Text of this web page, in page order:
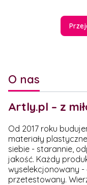
O nas
Artly.pl – z
Od 2017 roku
materiały
siebie - starannie,
jakość. Każdy
wyselekcjonowany
przetestowany.